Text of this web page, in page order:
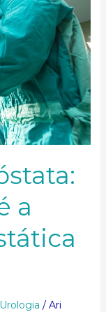
a
Urologia / Ari